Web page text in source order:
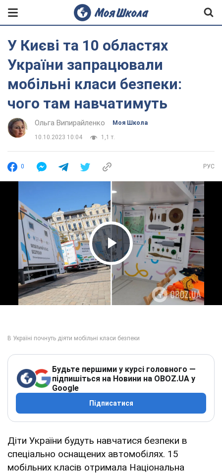
У Києві та 10 областях
України запрацювали
мобільні класи безпеки:
чого там навчатимуть
Ольга Випирайленко Моя Школа
10.10.2023 10:04 1,1 т.
0 РУС
Play Video
Будьте першими у курсі головного —
підпишіться на Новини на OBOZ.UA у
Google
Підписатися
Діти України будуть навчатися безпеки в
спеціально оснащених автомобілях. 15
мобільних класів отримала Національна